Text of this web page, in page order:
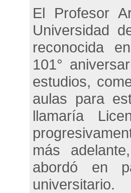
El Profesor
Universidad
reconocida
101°
estudios,
aulas para
llamaría
más
abordó en
universitario.